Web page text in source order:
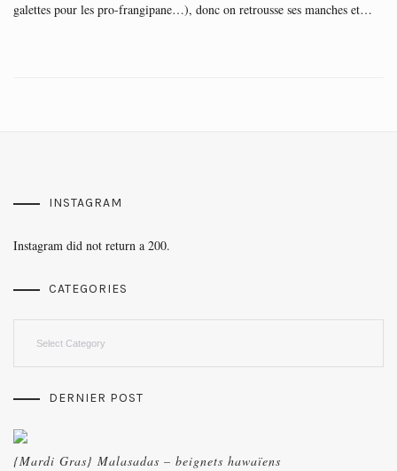
galettes pour les pro-frangipane…), donc on retrousse ses manches et…
INSTAGRAM
Instagram did not return a 200.
CATEGORIES
DERNIER POST
{Mardi Gras} Malasadas – beignets hawaïens